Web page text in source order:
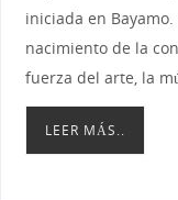
iniciada en
nacimiento de la
fuerza del arte, la
LEER MÁS..